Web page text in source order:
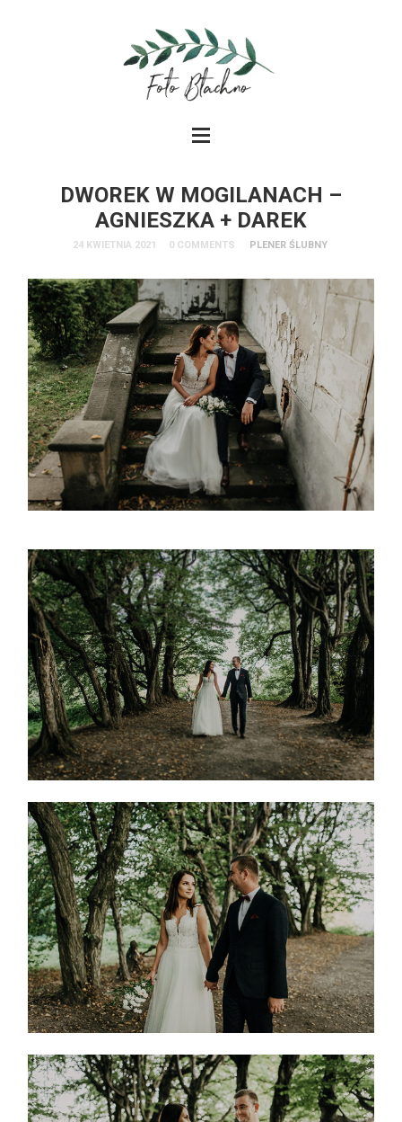
DWOREK W MOGILANACH –
AGNIESZKA + DAREK
24 KWIETNIA 2021 0 COMMENTS PLENER ŚLUBNY